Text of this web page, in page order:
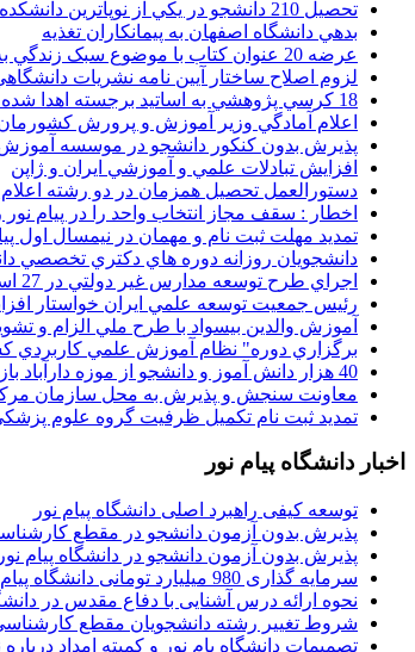
تحصيل 210 دانشجو در يکي از نوپاترين دانشکده‌هاي علوم پزشکي کشور
بدهي دانشگاه اصفهان به پيمانکاران تغذيه
عرضه 20 عنوان کتاب با موضوع سبک زندگي به دانشگاه‌ها
لزوم اصلاح ساختار آيين نامه نشريات
18 کرسي پژوهشي به اساتيد برجسته اهدا شده است
اعلام آمادگي وزير آموزش و پرورش
پذيرش بدون کنکور دانشجو در موسسه
افزايش تبادلات علمي و آموزشي ايران و ژاپن
دستورالعمل تحصیل همزمان در دو رشته
اخطار : سقف مجاز انتخاب واحد را در پیام نور
تمدید مهلت ثبت نام و مهمان در نیمسال اول
دانشجويان روزانه دوره هاي دكتري تخصصي
اجراي طرح توسعه مدارس غير دولتي در 27 استان کشور
رئيس جمعيت توسعه علمي ايران خواستار
آموزش والدين بيسواد با طرح ملي الزام و
برگزاري دوره" نظام آموزش علمي كاربردي
40 هزار دانش آموز و دانشجو از موزه دارآباد بازديد کردند
معاونت سنجش و پذيرش به محل سازمان
تمديد ثبت نام تکميل ظرفيت گروه علوم
اخبار دانشگاه پیام نور
توسعه کیفی راهبرد اصلی دانشگاه پیام نور
پذیرش بدون آزمون دانشجو در مقطع
پذیرش بدون آزمون دانشجو در دانشگاه پیام
سرمایه گذاری 980 میلیارد تومانی دانشگاه پیام نور
نحوه ارائه درس آشنایی با دفاع مقدس در
شروط تغییر رشته دانشجویان مقطع کارشناسی
تصمیمات دانشگاه یام نور و کمیته امداد